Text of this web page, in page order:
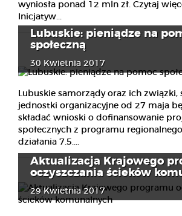
wyniosła ponad 12 mln zł. Czytaj
Inicjatyw...
Lubuskie: pieniądze na
społeczną
30 Kwietnia 2017
Lubuskie samorządy oraz ich związki,
jednostki organizacyjne od 27 maja
składać wnioski o dofinansowanie
społecznych z programu
działania 7.5....
Aktualizacja Krajowego
oczyszczania ścieków
29 Kwietnia 2017